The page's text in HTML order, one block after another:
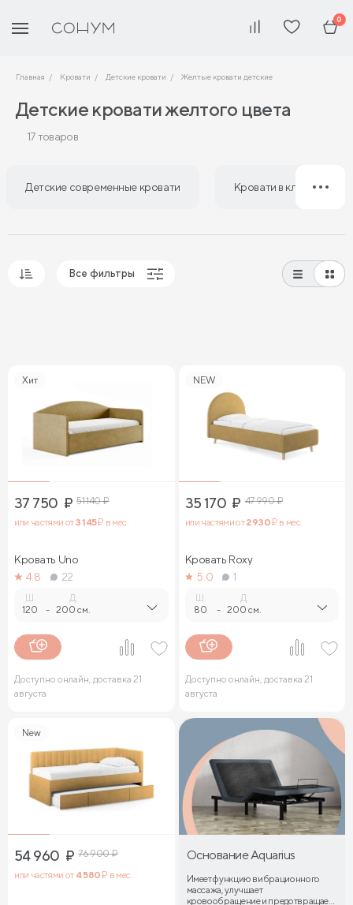
0
Главная Кровати Детские кровати Желтые кровати детские
Детские кровати желтого цвета
17 товаров
Детские современные кровати Кровати в
Все фильтры
Хит
37 750 ₽ 51 140₽
или частями от3 145₽ в мес.
Кровать Uno
4.8
22
Ш.
120 -
Д.
200 см.
Доступно онлайн, доставка 21
августа
NEW
35 170 ₽ 47 990₽
или частями от2 930₽ в мес.
Кровать Roxy
5.0
1
Ш.
80 -
Д.
200 см.
Доступно онлайн, доставка 21
августа
New
54 960 ₽ 76 900₽
или частями от 4 580₽ в мес.
Основание Aquarius
Имеет функцию вибрационного
массажа, улучшает
кровообращение и предотвращает